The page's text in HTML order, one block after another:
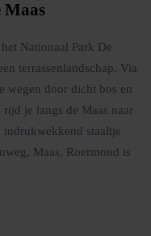
Maas
Nationaal Park De
terrassenlandschap. Via
wegen door dicht bos en
je langs de Maas naar
indrukwekkend staaltje
Maas, Roermond is